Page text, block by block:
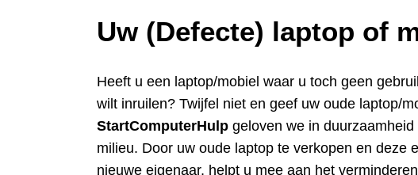
Uw (Defecte) laptop of
Heeft u een laptop/mobiel waar u toch geen gebru
wilt inruilen? Twijfel niet en geef uw oude laptop/
StartComputerHulp geloven we in
milieu. Door uw oude laptop te verkopen en deze
nieuwe eigenaar, helpt u mee aan het